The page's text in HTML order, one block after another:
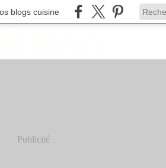
blogs cuisine
Publicité